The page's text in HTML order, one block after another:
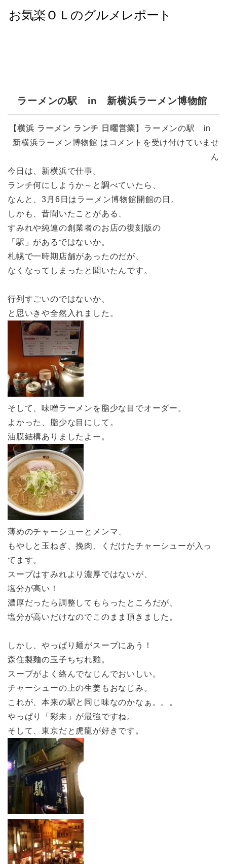
ラーメンの駅 in 新横浜ラーメン博物館
【横浜 ラーメン ランチ 日曜営業 】 ラーメンの駅 in
新横浜ラーメン博物館 は コメントを受け付けていませ
ん
今日は、新横浜で仕事。
ランチ何にしようか～と調べていたら、
なんと、3月6日はラーメン博物館開館の日。
しかも、昔聞いたことがある、
すみれや純連の創業者のお店の復刻版の
「駅」があるではないか。
札幌で一時期店舗があったのだが、
なくなってしまったと聞いたんです。
行列すごいのではないか、
と思いきや全然入れました。
そして、味噌ラーメンを脂少な目でオーダー。
よかった、脂少な目にして。
油膜結構ありましたよー。
薄めのチャーシューとメンマ、
もやしと玉ねぎ、挽肉、くだけたチャーシューが入っ
てます。
スープはすみれより濃厚ではないが、
塩分が高い！
濃厚だったら調整してもらったところだが、
塩分が高いだけなのでこのまま頂きました。
しかし、やっぱり麺がスープにあう！
森住製麺の玉子ちぢれ麺。
スープがよく絡んでなじんでおいしい。
チャーシューの上の生姜もおなじみ。
これが、本来の駅と同じ味なのかなぁ。。。
やっぱり「彩未」が最強ですね。
そして、東京だと虎龍が好きです。